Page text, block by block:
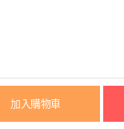
股份有限公司
加入購物車